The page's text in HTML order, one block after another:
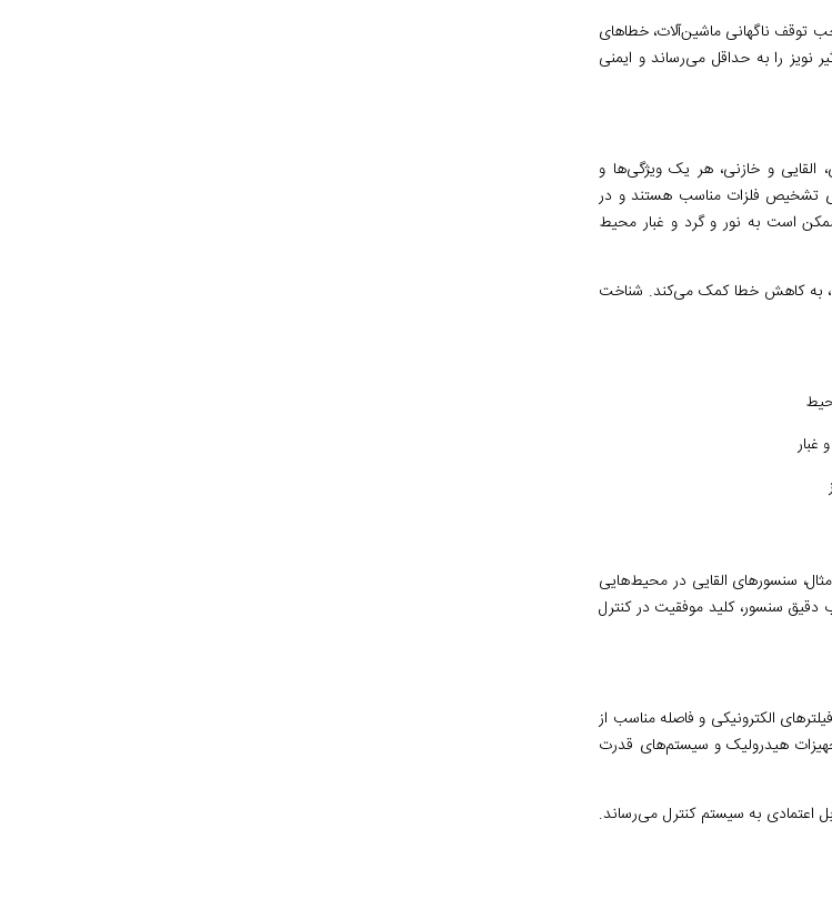
توقف ناگهانی ماشین‌آلات، خطاهای
را به حداقل می‌رساند و ایمنی
القایی و خازنی، هر یک ویژگی‌ها و
تشخیص فلزات مناسب هستند و در
است به نور و گرد و غبار محیط
به کاهش خطا کمک می‌کند. شناخت
غبار
سنسورهای القایی در محیط‌هایی
دقیق سنسور، کلید موفقیت در کنترل
الکترونیکی و فاصله مناسب از
هیدرولیک و سیستم‌های قدرت
اعتمادی به سیستم کنترل می‌رساند.